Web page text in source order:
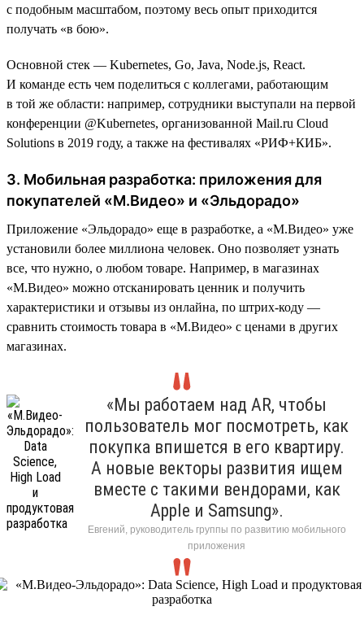
с подобным масштабом, поэтому весь опыт приходится
получать «в бою».
Основной стек — Kubernetes, Go, Java, Node.js, React.
И команде есть чем поделиться с коллегами, работающим
в той же области: например, сотрудники выступали на первой
конференции @Kubernetes, организованной Mail.ru Cloud
Solutions в 2019 году, а также на фестивалях «РИФ+КИБ».
3. Мобильная разработка: приложения для
покупателей «М.Видео» и «Эльдорадо»
Приложение «Эльдорадо» еще в разработке, а «М.Видео» уже
установили более миллиона человек. Оно позволяет узнать
все, что нужно, о любом товаре. Например, в магазинах
«М.Видео» можно отсканировать ценник и получить
характеристики и отзывы из онлайна, по штрих-коду —
сравнить стоимость товара в «М.Видео» с ценами в других
магазинах.
«Мы работаем над AR, чтобы
пользователь мог посмотреть, как
покупка впишется в его квартиру.
А новые векторы развития ищем
вместе с такими вендорами, как
Apple и Samsung».
Евгений, руководитель группы по развитию мобильного
приложения